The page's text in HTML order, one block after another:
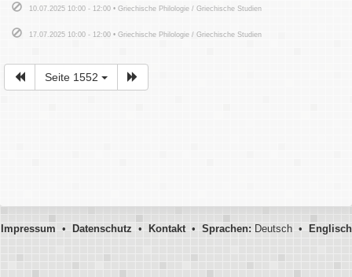
10.07.2025 10:00 - 12:00 • Griechische Philologie / Griechische Studien
17.07.2025 10:00 - 12:00 • Griechische Philologie / Griechische Studien
Seite 1552
Impressum • Datenschutz • Kontakt• Sprachen:Deutsch • Englisch